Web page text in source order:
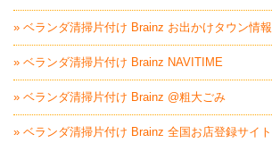
» ベランダ清掃片付け Brainz お出かけタウン情報
» ベランダ清掃片付け Brainz NAVITIME
» ベランダ清掃片付け Brainz @粗大ごみ
» ベランダ清掃片付け Brainz 全国お店登録サイト